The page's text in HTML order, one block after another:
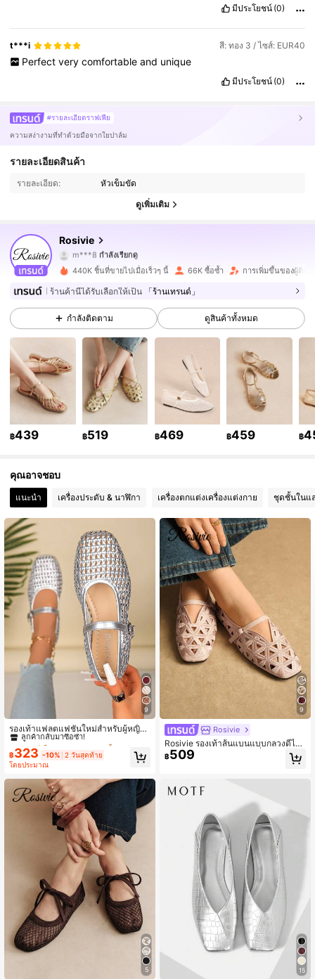
มีประโยชน์ (0)
t***i สี: ทอง 3 / ไซส์: EUR40
Perfect very comfortable and unique
มีประโยชน์ (0)
#รายละเอียดราฟเฟีย
ความสง่างามที่ทำด้วยมือจากใยปาล์ม
รายละเอียดสินค้า
รายละเอียด: หัวเข็มขัด
ดูเพิ่มเติม
Rosivie
95K ผู้ติดตาม
4.79 95K ผู้ติดตาม
4.79 95K ผู้ติดตาม
4.79 95K ผู้ติดตาม
95K ผู้ติดตาม
4.79 95K ผู้ติดตาม
4.79 95K ผู้ติดตาม
440K ชิ้นที่ขายไปเมื่อเร็วๆ นี้ 66K ซื้อซ้ำ การเพิ่มขึ้นของผู้ติดต
ร้านค้านี้ได้รับเลือกให้เป็น 「ร้านเทรนด์」
กำลังติดตาม ดูสินค้าทั้งหมด
฿439 ฿519 ฿469 ฿459 ฿
คุณอาจชอบ
แนะนำ เครื่องประดับ & นาฬิกา เครื่องตกแต่งเครื่องแต่งกาย ชุดชั้นในแ
9
รองเท้าแฟลตแฟชั่นใหม่สำหรับผู้หญิง,
ดีไซน์หัวเข็มขัดแบบกลวง, สวมใส่สบา
ย, เหมาะสำหรับการเดินทาง, วันหยุด, วั
นแม่, รองเท้าบัลเลต์
ใน เงิน รองเท้าส้นเตี้ยสตรี
ลูกค้ากลับมาซื้อซ้ำ!
#4 ขายดี ใน เงิน รองเท้าส้นเตี้ยสตรี
ลูกค้ากลับมาซื้อซ้ำ!
#4 ขายดี ใน เงิน รองเท้าส้นเตี้ยสตรี
ลูกค้ากลับมาซื้อซ้ำ!
#4 ขายดี ใน เงิน รองเท้าส้นเตี้ยสตรี
ลูกค้ากลับมาซื้อซ้ำ!
฿323 -10% 2 วันสุดท้าย
โดยประมาณ
5
9
Rosivie
Rosivie รองเท้าส้นแบนแบบกลวงดีไซ
น์หรูหราสำหรับผู้หญิง แฟชั่นและสวมใ
ส่สบาย รองเท้าส้นแบนปลายเท้าสี่เหลี่ย
฿509
15